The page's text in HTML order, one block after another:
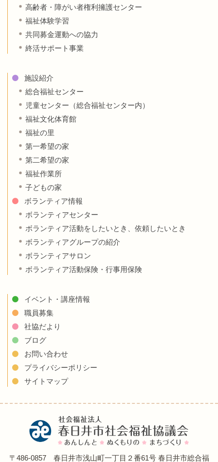
高齢者・障がい者権利擁護センター
福祉体験学習
共同募金運動への協力
終活サポート事業
施設紹介
総合福祉センター
児童センター（総合福祉センター内）
福祉文化体育館
福祉の里
第一希望の家
第二希望の家
福祉作業所
子どもの家
ボランティア情報
ボランティアセンター
ボランティア活動をしたいとき、依頼したいとき
ボランティアグループの紹介
ボランティアサロン
ボランティア活動保険・行事用保険
イベント・講座情報
職員募集
社協だより
ブログ
お問い合わせ
プライバシーポリシー
サイトマップ
〒486-0857 春日井市浅山町一丁目２番61号 春日井市総合福